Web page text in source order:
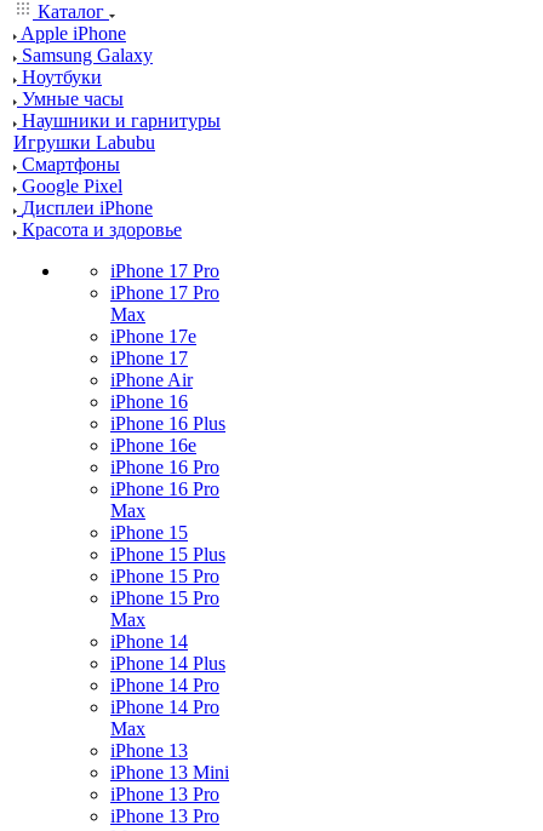
Каталог
Apple iPhone
Samsung Galaxy
Ноутбуки
Умные часы
Наушники и гарнитуры
Игрушки Labubu
Смартфоны
Google Pixel
Дисплеи iPhone
Красота и здоровье
iPhone 17 Pro
iPhone 17 Pro
Max
iPhone 17e
iPhone 17
iPhone Air
iPhone 16
iPhone 16 Plus
iPhone 16e
iPhone 16 Pro
iPhone 16 Pro
Max
iPhone 15
iPhone 15 Plus
iPhone 15 Pro
iPhone 15 Pro
Max
iPhone 14
iPhone 14 Plus
iPhone 14 Pro
iPhone 14 Pro
Max
iPhone 13
iPhone 13 Mini
iPhone 13 Pro
iPhone 13 Pro